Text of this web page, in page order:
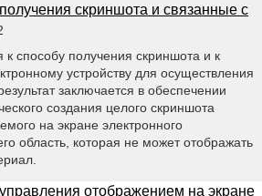
скриншота и связанные с
к способу получения скриншота и к
устройству для осуществления
заключается в обеспечении
создания целого скриншота
на экране электронного
область, которая не может отображать
отображением на экране